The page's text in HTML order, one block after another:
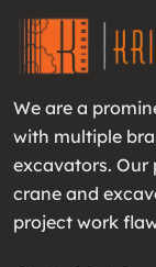
We are a
with multiple
excavators. Our
crane and
project work